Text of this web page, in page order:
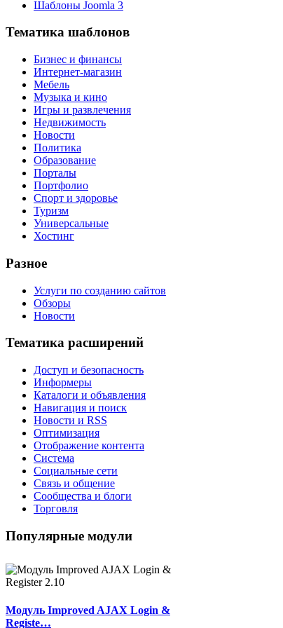
Шаблоны Joomla 3
Тематика шаблонов
Бизнес и финансы
Интернет-магазин
Мебель
Музыка и кино
Игры и развлечения
Недвижимость
Новости
Политика
Образование
Порталы
Портфолио
Спорт и здоровье
Туризм
Универсальные
Хостинг
Разное
Услуги по созданию сайтов
Обзоры
Новости
Тематика расширений
Доступ и безопасность
Информеры
Каталоги и объявления
Навигация и поиск
Новости и RSS
Оптимизация
Отображение контента
Система
Социальные сети
Связь и общение
Сообщества и блоги
Торговля
Популярные модули
Модуль Improved AJAX Login &
Registe…